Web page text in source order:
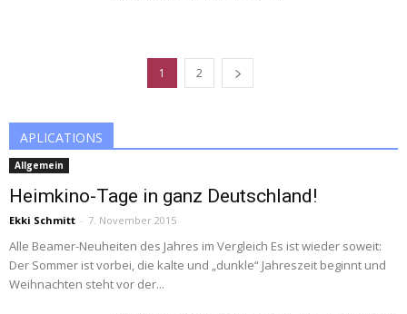
1 2
APLICATIONS
Allgemein
Heimkino-Tage in ganz Deutschland!
Ekki Schmitt - 7. November 2015
Alle Beamer-Neuheiten des Jahres im Vergleich Es ist wieder soweit:
Der Sommer ist vorbei, die kalte und „dunkle“ Jahreszeit beginnt und
Weihnachten steht vor der...